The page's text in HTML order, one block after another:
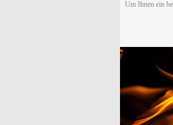
Um Ihnen ein